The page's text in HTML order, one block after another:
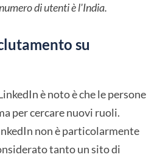
di utenti è l'India.
su
è noto è che le persone
per cercare nuovi ruoli.
non è particolarmente
tanto un sito di